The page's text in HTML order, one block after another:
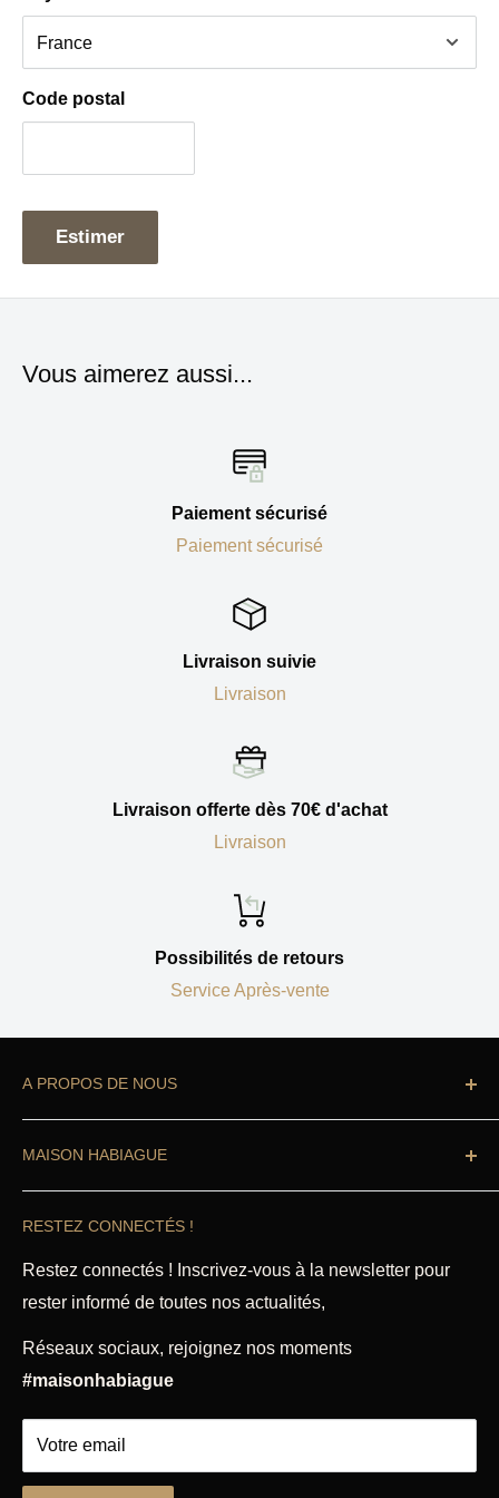
Code postal
Estimer
Vous aimerez aussi...
Paiement sécurisé
Paiement sécurisé
Livraison suivie
Livraison
Livraison offerte dès 70€ d'achat
Livraison
Possibilités de retours
Service Après-vente
A PROPOS DE NOUS
Professionnel ou particulier
endroit.
Notre boutique Habiague propose des ustensiles de
cuisine de qualité professionnelle, articles de cuisine
et accessoires, pâtisserie, petit électroménager,
Découvrez nos diverses rubriques qui répondront à
MAISON HABIAGUE
Accueil
Magasin
Mentions légales
CGU & CGV
Politique de remboursement
RESTEZ CONNECTÉS !
Restez connectés ! Inscrivez-vous à la newsletter pour
rester informé de toutes nos actualités,
Réseaux sociaux, rejoignez nos moments
#maisonhabiague
Votre email